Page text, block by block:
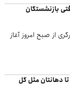
بازنشستگان
از صبح امروز آغاز
دهانتان مثل گل